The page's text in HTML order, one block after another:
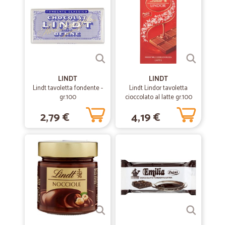
LINDT
Lindt tavoletta fondente -
gr.100
2,79 €
LINDT
Lindt Lindor tavoletta
cioccolato al latte gr.100
4,19 €